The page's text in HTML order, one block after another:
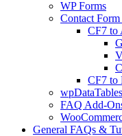
WP Forms
Contact Form
CF7 to
CF7 to
FAQ Add-
General FAQs &